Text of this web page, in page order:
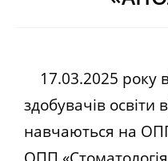
17.03.2025 року
здобувачів освіти
навчаються на